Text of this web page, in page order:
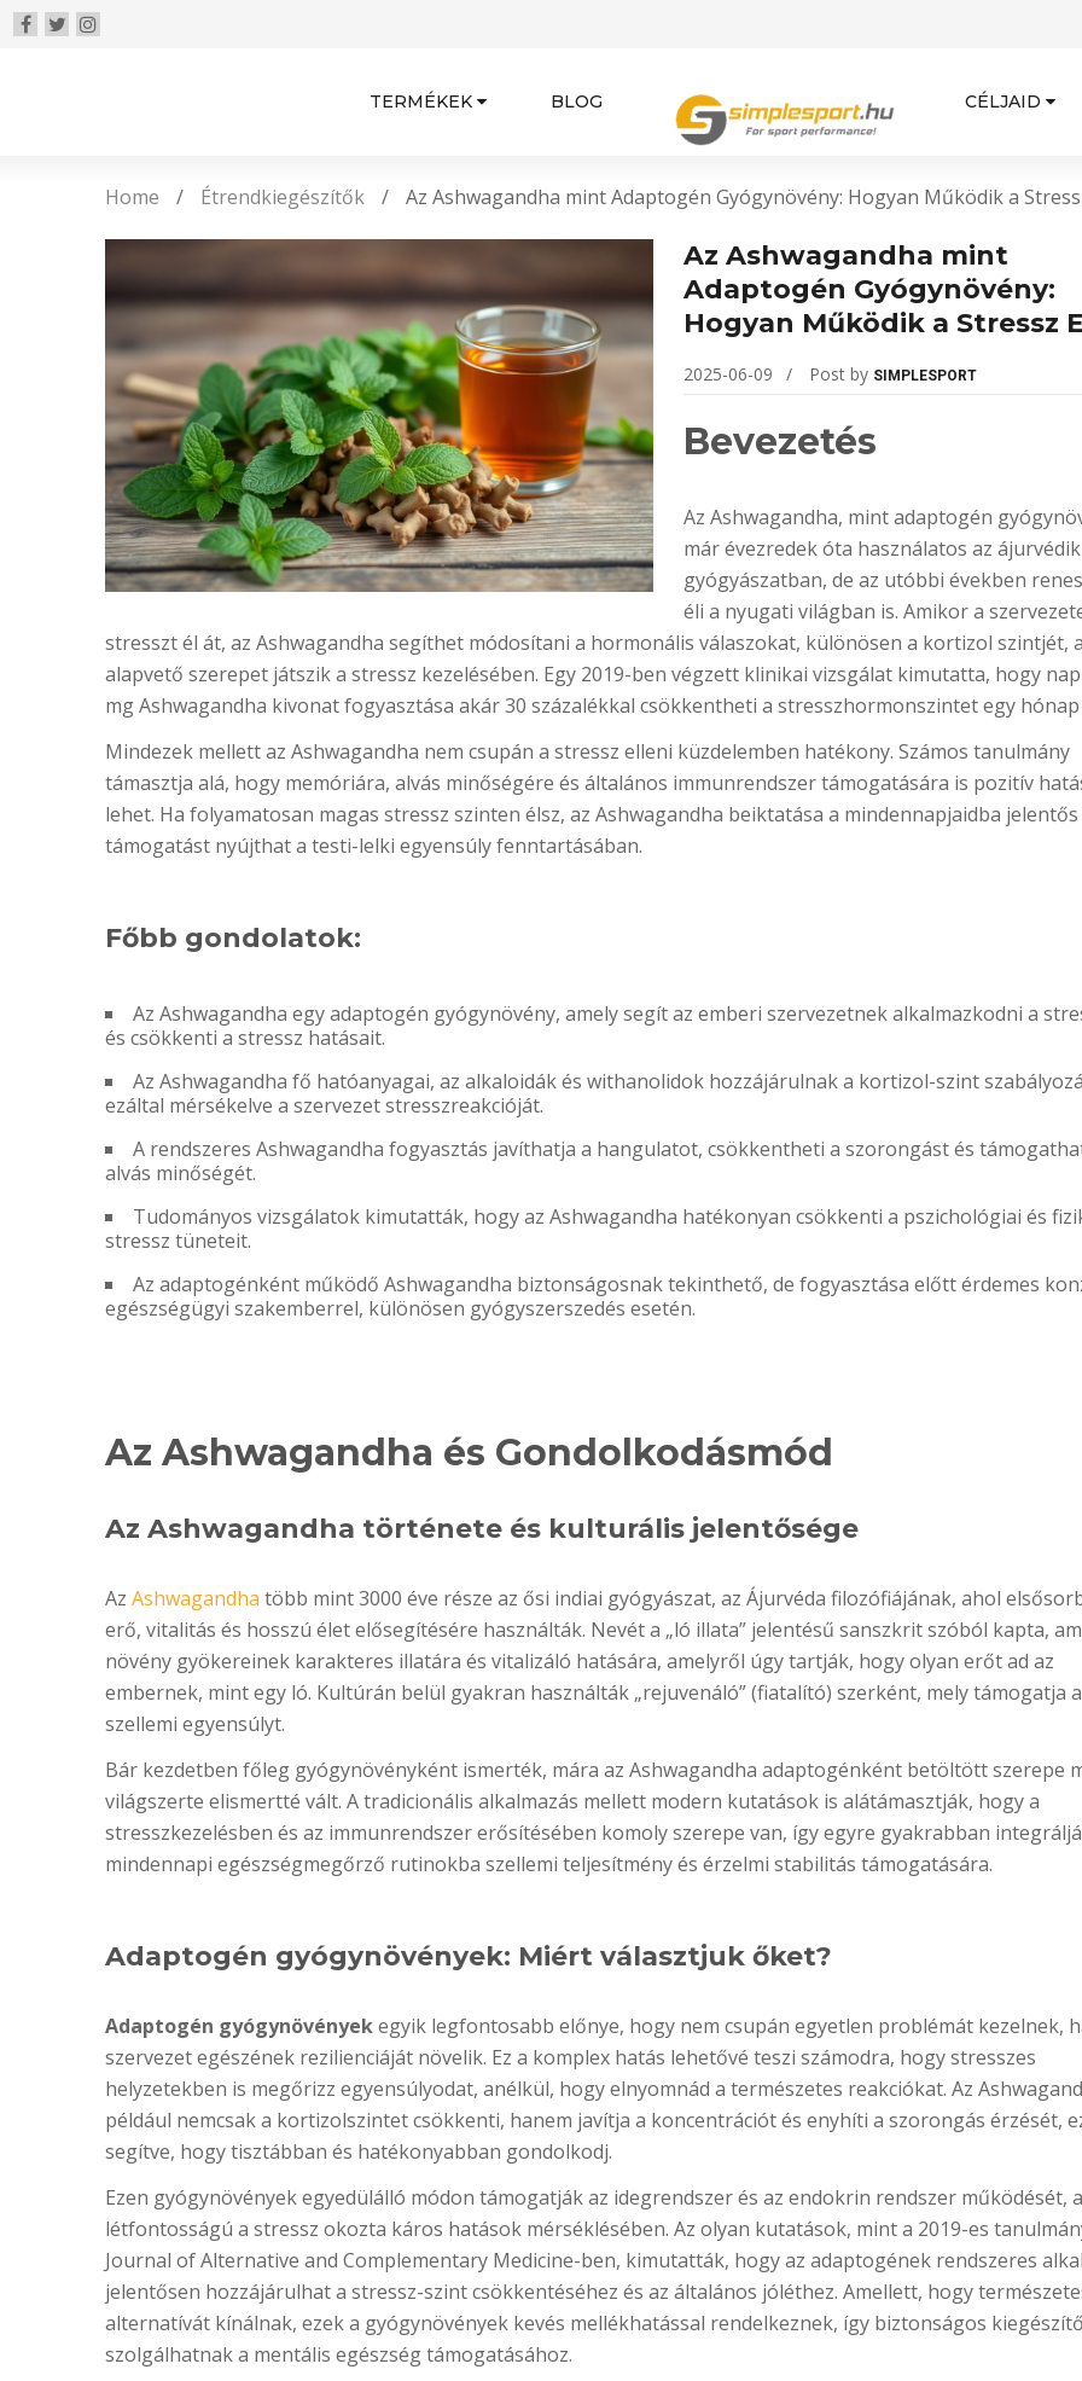
TERMÉKEK BLOG CÉLJAID
Home / Étrendkiegészítők / Az Ashwagandha mint Adaptogén Gyógynövény: Hogyan Működik a
Az Ashwagandha mint
Adaptogén Gyógynövény:
Hogyan Működik a Stressz
2025-06-09 Post by SIMPLESPORT
Bevezetés
Az Ashwagandha, mint adaptogén
már évezredek óta használatos az
gyógyászatban, de az utóbbi években
éli a nyugati világban is. Amikor a
stresszt él át, az Ashwagandha segíthet módosítani a hormonális válaszokat, különösen a kortizol szintjét,
alapvető szerepet játszik a stressz kezelésében. Egy 2019-ben végzett klinikai vizsgálat kimutatta, hogy
mg Ashwagandha kivonat fogyasztása akár 30 százalékkal csökkentheti a stresszhormonszintet egy
Mindezek mellett az Ashwagandha nem csupán a stressz elleni küzdelemben hatékony. Számos tanulmány
támasztja alá, hogy memóriára, alvás minőségére és általános immunrendszer támogatására is pozitív
lehet. Ha folyamatosan magas stressz szinten élsz, az Ashwagandha beiktatása a mindennapjaidba jelentős
támogatást nyújthat a testi-lelki egyensúly fenntartásában.
Főbb gondolatok:
Az Ashwagandha egy adaptogén gyógynövény, amely segít az emberi szervezetnek alkalmazkodni a
és csökkenti a stressz hatásait.
Az Ashwagandha fő hatóanyagai, az alkaloidák és withanolidok hozzájárulnak a kortizol-szint
ezáltal mérsékelve a szervezet stresszreakcióját.
A rendszeres Ashwagandha fogyasztás javíthatja a hangulatot, csökkentheti a szorongást és
alvás minőségét.
Tudományos vizsgálatok kimutatták, hogy az Ashwagandha hatékonyan csökkenti a pszichológiai és
stressz tüneteit.
Az adaptogénként működő Ashwagandha biztonságosnak tekinthető, de fogyasztása előtt érdemes
egészségügyi szakemberrel, különösen gyógyszerszedés esetén.
Az Ashwagandha és Gondolkodásmód
Az Ashwagandha története és kulturális jelentősége
Az Ashwagandha több mint 3000 éve része az ősi indiai gyógyászat, az Ájurvéda filozófiájának, ahol
erő, vitalitás és hosszú élet elősegítésére használták. Nevét a „ló illata” jelentésű sanszkrit szóból kapta,
növény gyökereinek karakteres illatára és vitalizáló hatására, amelyről úgy tartják, hogy olyan erőt ad az
embernek, mint egy ló. Kultúrán belül gyakran használták „rejuvenáló” (fiatalító) szerként, mely támogatja
szellemi egyensúlyt.
Bár kezdetben főleg gyógynövényként ismerték, mára az Ashwagandha adaptogénként betöltött szerepe
világszerte elismertté vált. A tradicionális alkalmazás mellett modern kutatások is alátámasztják, hogy a
stresszkezelésben és az immunrendszer erősítésében komoly szerepe van, így egyre gyakrabban
mindennapi egészségmegőrző rutinokba szellemi teljesítmény és érzelmi stabilitás támogatására.
Adaptogén gyógynövények: Miért választjuk őket?
Adaptogén gyógynövényekegyik legfontosabb előnye, hogy nem csupán egyetlen problémát kezelnek,
szervezet egészének rezilienciáját növelik. Ez a komplex hatás lehetővé teszi számodra, hogy stresszes
helyzetekben is megőrizz egyensúlyodat, anélkül, hogy elnyomnád a természetes reakciókat. Az
például nemcsak a kortizolszintet csökkenti, hanem javítja a koncentrációt és enyhíti a szorongás érzését,
segítve, hogy tisztábban és hatékonyabban gondolkodj.
Ezen gyógynövények egyedülálló módon támogatják az idegrendszer és az endokrin rendszer működését,
létfontosságú a stressz okozta káros hatások mérséklésében. Az olyan kutatások, mint a 2019-es
Journal of Alternative and Complementary Medicine-ben, kimutatták, hogy az adaptogének rendszeres
jelentősen hozzájárulhat a stressz-szint csökkentéséhez és az általános jóléthez. Amellett, hogy
alternatívát kínálnak, ezek a gyógynövények kevés mellékhatással rendelkeznek, így biztonságos
szolgálhatnak a mentális egészség támogatásához.